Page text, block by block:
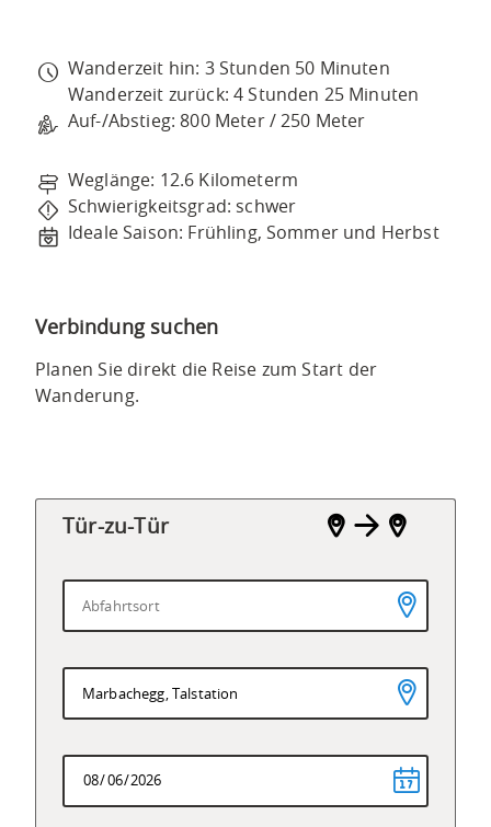
Wanderzeit hin: 3 Stunden 50 Minuten
Wanderzeit zurück: 4 Stunden 25 Minuten
Auf-/Abstieg: 800 Meter / 250 Meter
Weglänge: 12.6 Kilometerm
Schwierigkeitsgrad: schwer
Ideale Saison: Frühling, Sommer und Herbst
Verbindung suchen
Planen Sie direkt die Reise zum Start der
Wanderung.
Tür-zu-Tür
Abfahrtsort
Zielort